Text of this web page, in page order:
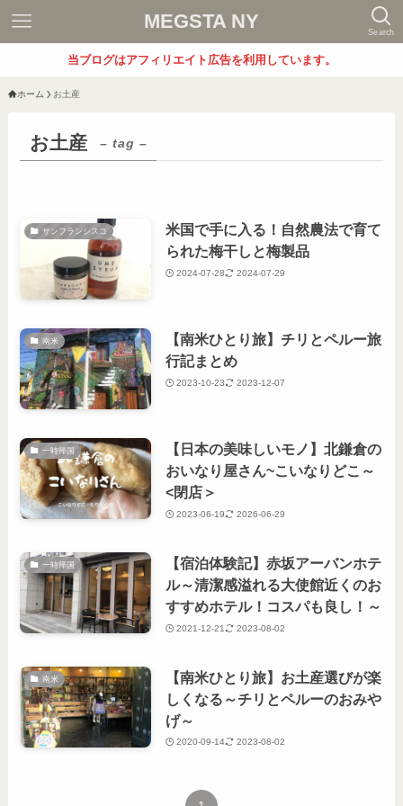
MEGSTA NY Search
当ブログはアフィリエイト広告を利用しています。
ホーム お土産
お土産 – tag –
サンフランシスコ
米国で手に入る！自然農法で育て
られた梅干しと梅製品
2024-07-28 2024-07-29
南米
【南米ひとり旅】チリとペルー旅
行記まとめ
2023-10-23 2023-12-07
一時帰国
【日本の美味しいモノ】北鎌倉の
おいなり屋さん~こいなりどこ～
<閉店＞
2023-06-19 2026-06-29
一時帰国
【宿泊体験記】赤坂アーバンホテ
ル～清潔感溢れる大使館近くのお
すすめホテル！コスパも良し！～
2021-12-21 2023-08-02
南米
【南米ひとり旅】お土産選びが楽
しくなる～チリとペルーのおみや
げ～
2020-09-14 2023-08-02